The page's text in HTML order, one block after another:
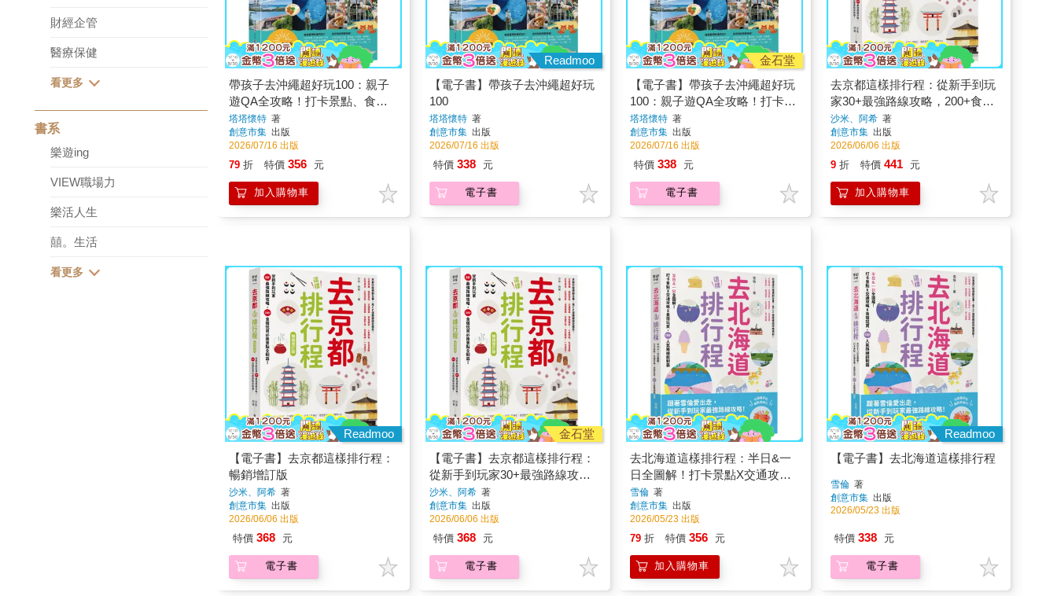
財經企管
醫療保健
書系
樂遊ing
VIEW職場力
樂活人生
囍。生活
帶孩子去沖繩超好玩100：親子
遊QA全攻略！打卡景點、食宿
玩買、行程規劃、趣味體驗，零
經驗也能一路玩到底
塔塔懷特 著
創意市集 出版
2026/07/16 出版
79 折 特價 356 元
加入購物車
Readmoo
【電子書】帶孩子去沖繩超好玩
100
塔塔懷特著
創意市集 出版
2026/07/16 出版
特價 338 元
電子書
金石堂
【電子書】帶孩子去沖繩超好玩
100：親子遊QA全攻略！打卡景
點、食宿玩買、行程規劃、趣味
體驗，零經驗也能一路玩到底
塔塔懷特著
創意市集 出版
2026/07/16 出版
特價 338 元
電子書
去京都這樣排行程：從新手到玩
家30+最強路線攻略，200+食宿
玩買必推景點全制霸！ 暢銷增訂
版
沙米、阿希著
創意市集 出版
2026/06/06 出版
9 折 特價 441 元
加入購物車
Readmoo
【電子書】去京都這樣排行程：
暢銷增訂版
沙米、阿希 著
創意市集 出版
2026/06/06 出版
特價 368 元
電子書
金石堂
【電子書】去京都這樣排行程：
從新手到玩家30+最強路線攻
略，200+食宿玩買必推景點全制
霸！
沙米、阿希著
創意市集 出版
2026/06/06 出版
特價 368 元
電子書
去北海道這樣排行程：半日&一
日全圖解！打卡景點X交通攻略
X食宿玩買，100+人氣路線超制
霸
雪倫著
創意市集 出版
2026/05/23 出版
79 折 特價 356 元
加入購物車
Readmoo
【電子書】去北海道這樣排行程
雪倫著
創意市集 出版
2026/05/23 出版
特價 338 元
電子書